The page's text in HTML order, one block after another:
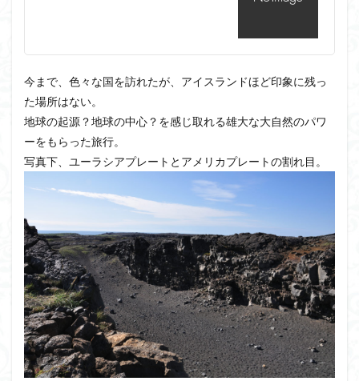
今まで、色々な国を訪れたが、アイスランドほど印象に残っ
た場所はない。
地球の起源？地球の中心？を感じ取れる雄大な大自然のパワ
ーをもらった旅行。
写真下、ユーラシアプレートとアメリカプレートの割れ目。